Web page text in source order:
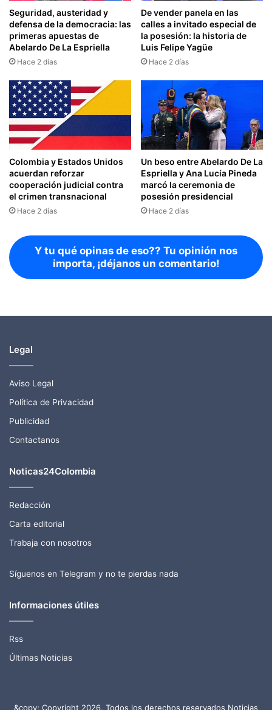
Seguridad, austeridad y
defensa de la democracia: las
primeras apuestas de
Abelardo De La Espriella
Hace 2 días
De vender panela en las
calles a invitado especial de
la posesión: la historia de
Luis Felipe Yagüe
Hace 2 días
Colombia y Estados Unidos
acuerdan reforzar
cooperación judicial contra
el crimen transnacional
Hace 2 días
Un beso entre Abelardo De La
Espriella y Ana Lucía Pineda
marcó la ceremonia de
posesión presidencial
Hace 2 días
Y tu qué opinas de eso?? Tu opinión nos
importa, ¡déjanos un comentario!
Legal
Aviso Legal
Política de Privacidad
Publicidad
Contactanos
Noticas24Colombia
Redacción
Carta editorial
Trabaja con nosotros
Síguenos en Telegram y no te pierdas nada
Informaciones útiles
Rss
Últimas Noticias
&copy; Copyright 2026, Todos los derechos reservados Noticias